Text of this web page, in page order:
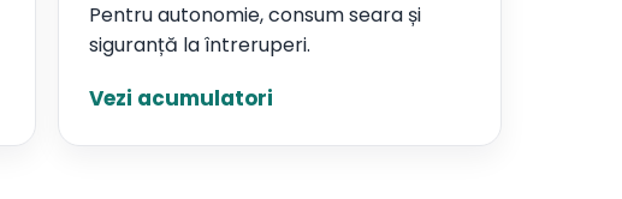
Pentru autonomie, consum seara și
siguranță la întreruperi.
Vezi acumulatori